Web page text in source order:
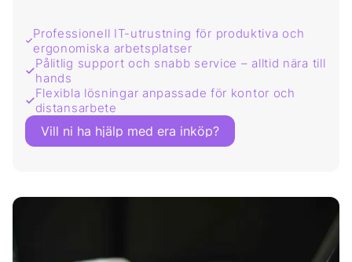
Professionell IT-utrustning för produktiva och
ergonomiska arbetsplatser
Pålitlig support och snabb service – alltid nära till
hands
Flexibla lösningar anpassade för kontor och
distansarbete
Vill ni ha hjälp med era inköp?